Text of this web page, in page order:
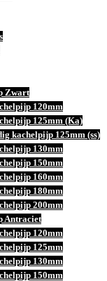
Zwart
120mm
125mm (Ka)
kachelpijp 125mm (ss)
130mm
150mm
160mm
180mm
200mm
Antraciet
120mm
125mm
130mm
150mm